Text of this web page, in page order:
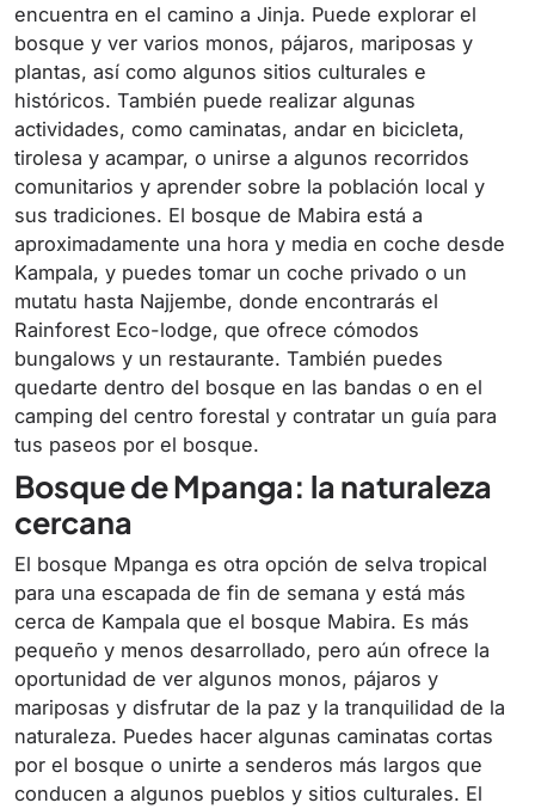
encuentra en el camino a Jinja. Puede explorar el
bosque y ver varios monos, pájaros, mariposas y
plantas, así como algunos sitios culturales e
históricos. También puede realizar algunas
actividades, como caminatas, andar en bicicleta,
tirolesa y acampar, o unirse a algunos recorridos
comunitarios y aprender sobre la población local y
sus tradiciones. El bosque de Mabira está a
aproximadamente una hora y media en coche desde
Kampala, y puedes tomar un coche privado o un
mutatu hasta Najjembe, donde encontrarás el
Rainforest Eco-lodge, que ofrece cómodos
bungalows y un restaurante. También puedes
quedarte dentro del bosque en las bandas o en el
camping del centro forestal y contratar un guía para
tus paseos por el bosque.
Bosque de Mpanga: la naturaleza
cercana
El bosque Mpanga es otra opción de selva tropical
para una escapada de fin de semana y está más
cerca de Kampala que el bosque Mabira. Es más
pequeño y menos desarrollado, pero aún ofrece la
oportunidad de ver algunos monos, pájaros y
mariposas y disfrutar de la paz y la tranquilidad de la
naturaleza. Puedes hacer algunas caminatas cortas
por el bosque o unirte a senderos más largos que
conducen a algunos pueblos y sitios culturales. El